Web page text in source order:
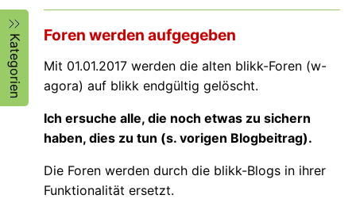
Kategorien Foren werden aufgegeben
Mit 01.01.2017 werden die alten blikk-Foren (w-
agora) auf blikk endgültig gelöscht.
Ich ersuche alle, die noch etwas zu sichern
haben, dies zu tun (s. vorigen Blogbeitrag).
Die Foren werden durch die blikk-Blogs in ihrer
Funktionalität ersetzt.